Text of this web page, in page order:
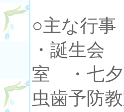
○主な行事
・誕生会
室 ・七
虫歯予防